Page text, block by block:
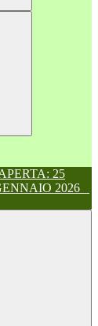
25
2026